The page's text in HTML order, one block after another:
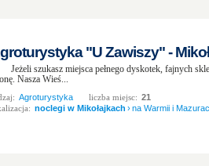
"U Zawiszy" -
szukasz miejsca pełnego dyskotek, fajnych
Nasza Wieś...
Agroturystyka liczba miejsc: 21
noclegi w Mikołajkach ›na Warmii i